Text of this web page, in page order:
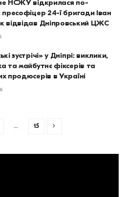
НСЖУ відкрилася по-
24-ї бригади Іван
відвідав Дніпровський ЦЖС
зустрічі» у Дніпрі: виклики,
та майбутнє фіксерів та
продюсерів в Україні
… 15